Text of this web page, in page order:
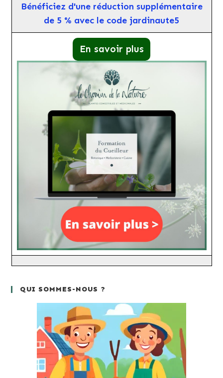
Bénéficiez d'une réduction supplémentaire
de 5 % avec le code jardinaute5
En savoir plus
QUI SOMMES-NOUS ?